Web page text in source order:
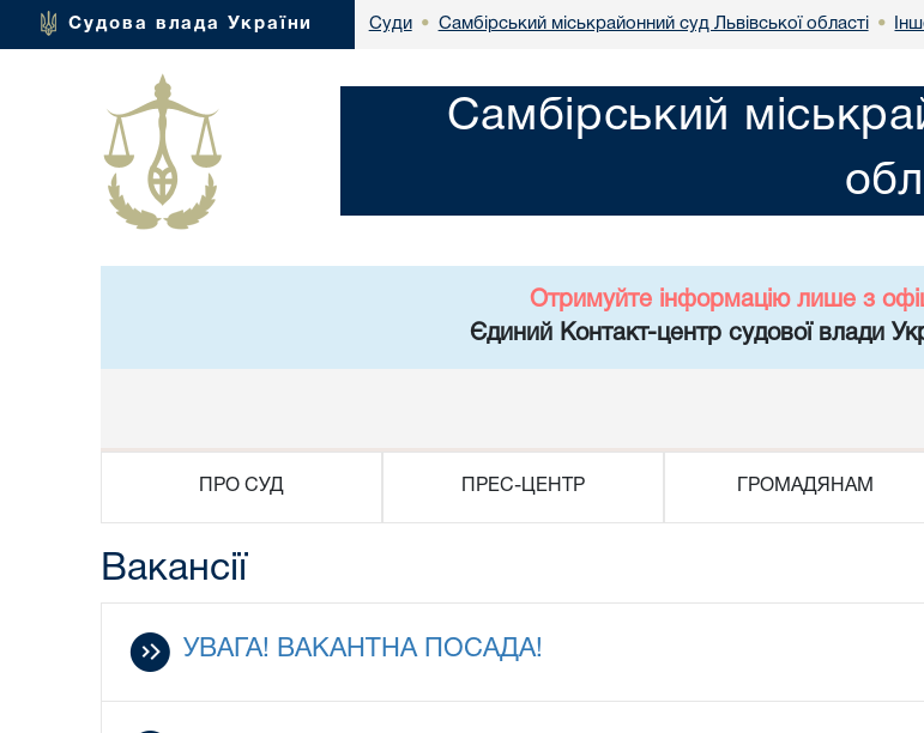
Судова влада України Суди • Самбірський міськрайонний суд Львівської області •
Самбірський
Отримуйте інформацію лише з
Єдиний Контакт-центр судової влади
ПРО СУД ПРЕС-ЦЕНТР ГРОМАДЯНАМ
Вакансії
УВАГА! ВАКАНТНА ПОСАДА!